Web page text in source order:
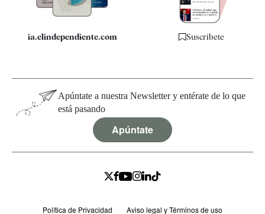
ia.elindependiente.com Suscríbete
Apúntate a nuestra Newsletter y entérate de lo que
está pasando
Apúntate
Política de Privacidad Aviso legal y Términos de uso